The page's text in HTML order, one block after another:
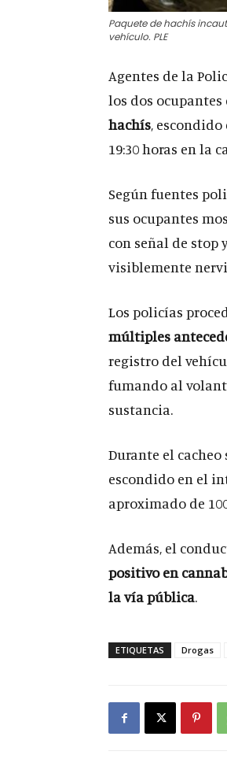
Paquete de hachís
vehículo. PLE
Agentes de la
los dos
hachís,
19:30 horas en la
Según fuentes
sus ocupantes
con señal de stop
visiblemente
Los policías
múltiples
registro del
fumando al
sustancia.
Durante el
escondido en el
aproximado de
Además, el
positivo en
la vía pública.
ETIQUETAS Drogas